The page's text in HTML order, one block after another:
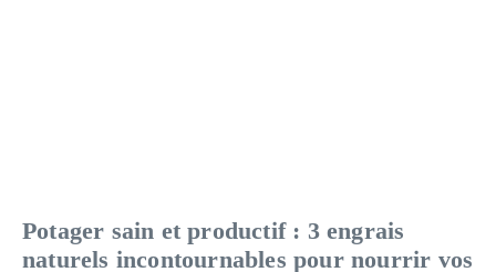
Potager sain et productif : 3 engrais
naturels incontournables pour nourrir vos